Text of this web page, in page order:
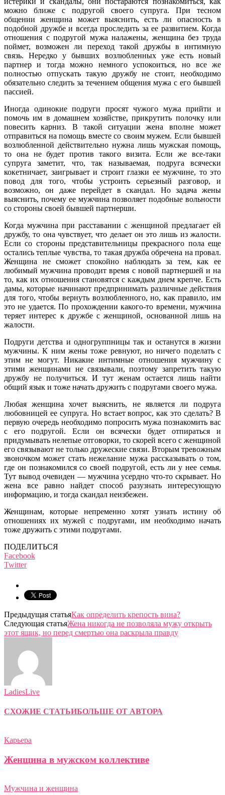
можно ближе с подругой своего супруга. При тесном
общении женщина может выяснить, есть ли опасность в
подобной дружбе и всегда проследить за ее развитием. Когда
отношения с подругой мужа налажены, женщина без труда
поймет, возможен ли переход такой дружбы в интимную
связь. Нередко у бывших возлюбленных уже есть новый
партнер и тогда можно немного успокоиться, но все же
полностью отпускать такую дружбу не стоит, необходимо
обязательно следить за течением общения мужа с его бывшей
пассией.
Иногда одинокие подруги просят чужого мужа прийти и
помочь им в домашнем хозяйстве, прикрутить полочку или
повесить карниз. В такой ситуации жена вполне может
отправиться на помощь вместе со своим мужем. Если бывшей
возлюбленной действительно нужна лишь мужская помощь,
то она не будет против такого визита. Если же все-таки
супруга заметит, что, так называемая, подруга всячески
кокетничает, заигрывает и строит глазки ее мужчине, то это
повод для того, чтобы устроить серьезный разговор, и
возможно, он даже перейдет в скандал. Но задача жены
выяснить, почему ее мужчина позволяет подобные вольности
со стороны своей бывшей партнерши.
Когда мужчина при расставании с женщиной предлагает ей
дружбу, то она чувствует, что делает он это лишь из жалости.
Если со стороны представительницы прекрасного пола еще
остались теплые чувства, то такая дружба обречена на провал.
Женщина не сможет спокойно наблюдать за тем, как ее
любимый мужчина проводит время с новой партнершей и на
то, как их отношения становятся с каждым днем крепче. Есть
дамы, которые начинают предпринимать различные действия
для того, чтобы вернуть возлюбленного, но, как правило, им
это не удается. По прохождении какого-то времени, мужчина
теряет интерес к дружбе с женщиной, основанной лишь на
жалости.
Подруги детства и одногруппницы так и останутся в жизни
мужчины. К ним жены тоже ревнуют, но ничего поделать с
этим не могут. Никакие интимные отношения мужчину с
этими женщинами не связывали, поэтому запретить такую
дружбу не получиться. И тут женам остается лишь найти
общий язык и тоже начать дружить с подругами своего мужа.
Любая женщина хочет выяснить, не является ли подруга
любовницей ее супруга. Но встает вопрос, как это сделать? В
первую очередь необходимо попросить мужа познакомить вас
с его подругой. Если он всячески будет отпираться и
придумывать нелепые отговорки, то скорей всего с женщиной
его связывают не только дружеские связи. Вторым тревожным
звоночком может стать нежелание мужа рассказывать о том,
где он познакомился со своей подругой, есть ли у нее семья.
Тут вывод очевиден — мужчина усердно что-то скрывает. Но
жена все равно найдет способ разузнать интересующую
информацию, и тогда скандал неизбежен.
Женщинам, которые непременно хотят узнать истину об
отношениях их мужей с подругами, им необходимо начать
тоже дружить с этими подругами.
ПОДЕЛИТЬСЯ
Facebook
Twitter
Предыдущая статьяКак определить крепость вина?
Следующая статьяЖена никогда не позволяла мужу открыть
этот ящик, но перед смертью она раскрыла правду
LadiesLive
СХОЖИЕ СТАТЬИБОЛЬШЕ ОТ АВТОРА
Карьера
Женщина в мужском коллективе
Мужчина и женщина